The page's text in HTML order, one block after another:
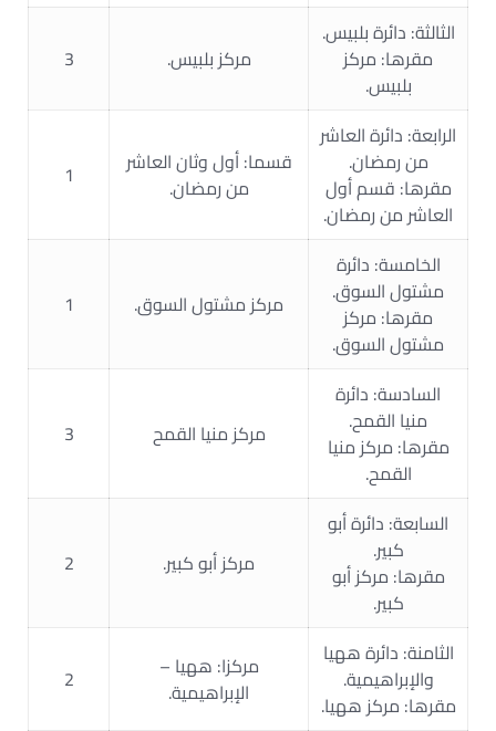
الثالثة: دائرة بلبيس.
مقرها: مركز
بلبيس.
مركز بلبيس. 3
الرابعة: دائرة العاشر
من رمضان.
مقرها: قسم أول
العاشر من رمضان.
قسما: أول وثان العاشر
من رمضان.
1
الخامسة: دائرة
مشتول السوق.
مقرها: مركز
مشتول السوق.
مركز مشتول السوق. 1
السادسة: دائرة
منيا القمح.
مقرها: مركز منيا
القمح.
مركز منيا القمح 3
السابعة: دائرة أبو
كبير.
مقرها: مركز أبو
كبير.
مركز أبو كبير. 2
الثامنة: دائرة ههيا
والإبراهيمية.
مقرها: مركز ههيا.
مركزا: ههيا –
الإبراهيمية.
2